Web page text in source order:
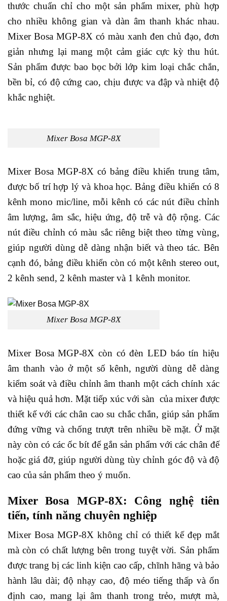
thước chuẩn chỉ cho một sản phẩm mixer, phù hợp
cho nhiều không gian và dàn âm thanh khác nhau.
Mixer Bosa MGP-8X có màu xanh đen chủ đạo, đơn
giản nhưng lại mang một cảm giác cực kỳ thu hút.
Sản phẩm được bao bọc bởi lớp kim loại chắc chắn,
bền bỉ, có độ cứng cao, chịu được va đập và nhiệt độ
khắc nghiệt.
Mixer Bosa MGP-8X
Mixer Bosa MGP-8X có bảng điều khiển trung tâm,
được bố trí hợp lý và khoa học. Bảng điều khiển có 8
kênh mono mic/line, mỗi kênh có các nút điều chỉnh
âm lượng, âm sắc, hiệu ứng, độ trễ và độ rộng. Các
nút điều chỉnh có màu sắc riêng biệt theo từng vùng,
giúp người dùng dễ dàng nhận biết và theo tác. Bên
cạnh đó, bảng điều khiển còn có một kênh stereo out,
2 kênh send, 2 kênh master và 1 kênh monitor.
Mixer Bosa MGP-8X
Mixer Bosa MGP-8X còn có đèn LED báo tín hiệu
âm thanh vào ở một số kênh, người dùng dễ dàng
kiểm soát và điều chỉnh âm thanh một cách chính xác
và hiệu quả hơn. Mặt tiếp xúc với sàn của mixer được
thiết kế với các chân cao su chắc chắn, giúp sản phẩm
đứng vững và chống trượt trên nhiều bề mặt. Ở mặt
này còn có các ốc bít để gắn sản phẩm với các chân đế
hoặc giá đỡ, giúp người dùng tùy chỉnh góc độ và độ
cao của sản phẩm theo ý muốn.
Mixer Bosa MGP-8X: Công nghệ tiên
tiến, tính năng chuyên nghiệp
Mixer Bosa MGP-8X không chỉ có thiết kế đẹp mắt
mà còn có chất lượng bên trong tuyệt vời. Sản phẩm
được trang bị các linh kiện cao cấp, chĩnh hãng và bảo
hành lâu dài; độ nhạy cao, độ méo tiếng thấp và ổn
định cao, mang lại âm thanh trong trẻo, mượt mà,